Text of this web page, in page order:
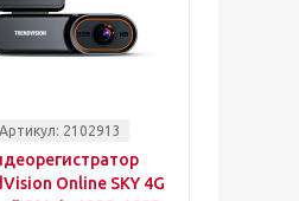
Артикул: 2102913
Online SKY 4G